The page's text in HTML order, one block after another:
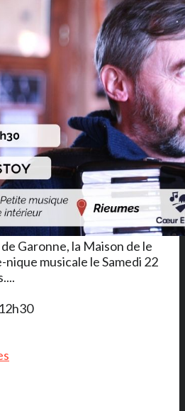
Garonne, la Maison de le
musicale le Samedi 22